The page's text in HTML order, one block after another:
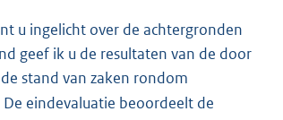
u ingelicht over de achtergronden
geef ik u de resultaten van de door
stand van zaken rondom
eindevaluatie beoordeelt de